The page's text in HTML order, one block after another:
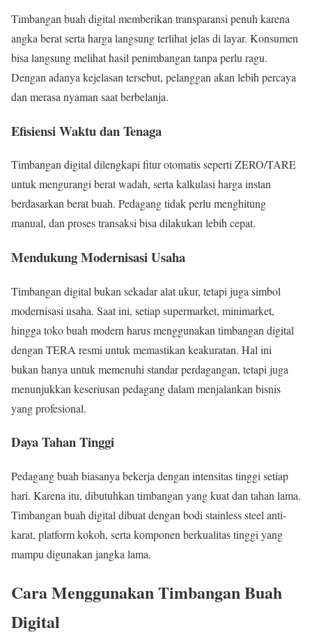
Timbangan buah digital memberikan transparansi penuh karena
angka berat serta harga langsung terlihat jelas di layar. Konsumen
bisa langsung melihat hasil penimbangan tanpa perlu ragu.
Dengan adanya kejelasan tersebut, pelanggan akan lebih percaya
dan merasa nyaman saat berbelanja.
Efisiensi Waktu dan Tenaga
Timbangan digital dilengkapi fitur otomatis seperti ZERO/TARE
untuk mengurangi berat wadah, serta kalkulasi harga instan
berdasarkan berat buah. Pedagang tidak perlu menghitung
manual, dan proses transaksi bisa dilakukan lebih cepat.
Mendukung Modernisasi Usaha
Timbangan digital bukan sekadar alat ukur, tetapi juga simbol
modernisasi usaha. Saat ini, setiap supermarket, minimarket,
hingga toko buah modern harus menggunakan timbangan digital
dengan TERA resmi untuk memastikan keakuratan. Hal ini
bukan hanya untuk memenuhi standar perdagangan, tetapi juga
menunjukkan keseriusan pedagang dalam menjalankan bisnis
yang profesional.
Daya Tahan Tinggi
Pedagang buah biasanya bekerja dengan intensitas tinggi setiap
hari. Karena itu, dibutuhkan timbangan yang kuat dan tahan lama.
Timbangan buah digital dibuat dengan bodi stainless steel anti-
karat, platform kokoh, serta komponen berkualitas tinggi yang
mampu digunakan jangka lama.
Cara Menggunakan Timbangan Buah
Digital